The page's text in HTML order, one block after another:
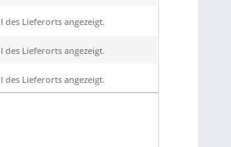
Lieferorts angezeigt.
Lieferorts angezeigt.
Lieferorts angezeigt.